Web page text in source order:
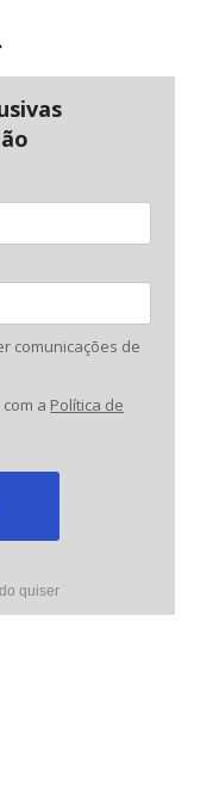
comunicações de
a Política de
quiser